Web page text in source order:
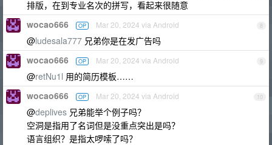
排版，在到专业名次的拼写，看起来很随意
8
wocao666 OP Mar 20, 2024 via Android
@ludesala777 兄弟你是在发广告吗
9
wocao666 OP Mar 20, 2024 via Android
@retNu1l 用的简历模板……
10
wocao666 OP Mar 20, 2024 via Android
@deplives 兄弟能举个例子吗？
空洞是指用了名词但是没重点突出是吗？
语言组织？是指太啰嗦了吗？